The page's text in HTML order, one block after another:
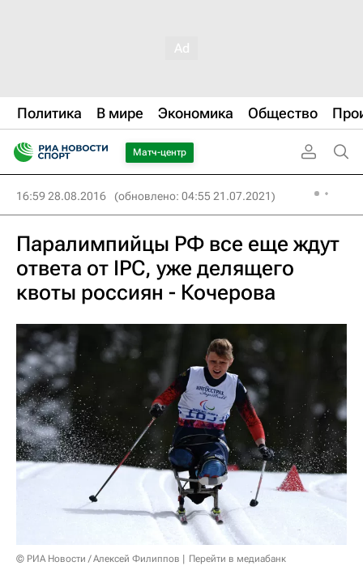
Политика В мире Экономика Общество
Матч-центр
16:59 28.08.2016 (обновлено: 04:55 21.07.2021)
Паралимпийцы РФ все еще ждут
ответа от IPC, уже делящего
квоты россиян - Кочерова
© РИА Новости / Алексей Филиппов Перейти в медиабанк